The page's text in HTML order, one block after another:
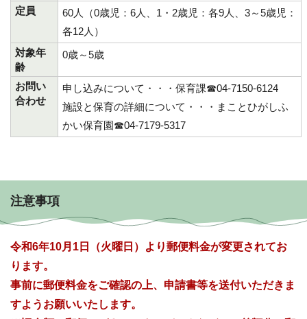
定員
60人（0歳児：6人、1・2歳児：各9人、3～5歳児：
各12人）
対象年
齢
0歳～5歳
お問い
合わせ
申し込みについて・・・保育課☎04-7150-6124
施設と保育の詳細について・・・まことひがしふ
かい保育園☎04-7179-5317
注意事項
令和6年10月1日（火曜日）より郵便料金が変更されてお
ります。
事前に郵便料金をご確認の上、申請書等を送付いただきま
すようお願いいたします。